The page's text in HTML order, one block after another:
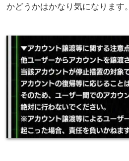
かどうかはかなり気になります。